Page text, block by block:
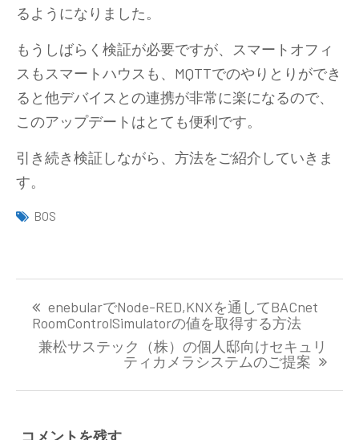
るようになりました。
もうしばらく検証が必要ですが、スマートオフィ
スもスマートハウスも、MQTTでのやりとりができ
ると他デバイスとの連携が非常に楽になるので、
このアップデートはとても便利です。
引き続き検証しながら、方法をご紹介していきま
す。
BOS
ー
ョ
enebularでNode-RED,KNXを通してBACnet
RoomControlSimulatorの値を取得する方法
兼松サステック（株）の個人邸向けセキュリ
ティカメラシステムのご提案
コメントを残す